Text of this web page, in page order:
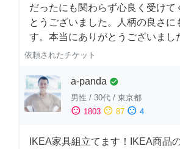
だったにも関わらず心良く受けて
とうございました。人柄の良さに
す。本当にありがとうございまし
依頼されたチケット
a-panda check_circle
男性 / 30代 / 東京都
sentiment_satisfied 1803 sentiment_neutral 87 sentiment_dissatisfied 4
IKEA家具組立てます！IKEA商品